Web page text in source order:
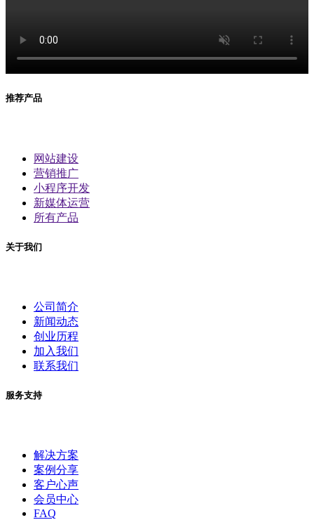
推荐产品
网站建设
营销推广
小程序开发
新媒体运营
所有产品
关于我们
公司简介
新闻动态
创业历程
加入我们
联系我们
服务支持
解决方案
案例分享
客户心声
会员中心
FAQ